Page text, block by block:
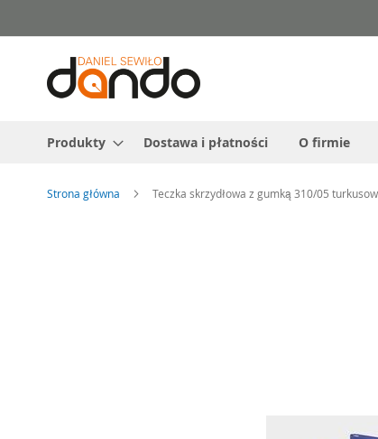
do
treści
Produkty Dostawa i płatności O firmie
Strona główna Teczka skrzydłowa z gumką 310/05